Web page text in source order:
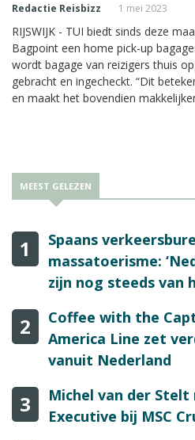
Redactie Reisbizz 1 mei 2023
RIJSWIJK - TUI biedt sinds deze
Bagpoint een home pick-up
wordt bagage van reizigers thuis
gebracht en ingecheckt. “Dit
en maakt het bovendien
MEEST GELEZEN
1
Spaans
massatoerisme:
zijn nog steeds van
2
Coffee with the
America Line zet
vanuit Nederland
3
Michel van der Stelt
Executive bij MSC